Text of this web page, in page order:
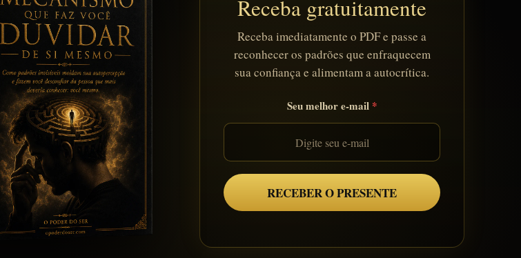
Receba gratuitamente
Receba imediatamente o PDF e passe a
reconhecer os padrões que enfraquecem
sua confiança e alimentam a autocrítica.
Seu melhor e-mail
RECEBER O PRESENTE